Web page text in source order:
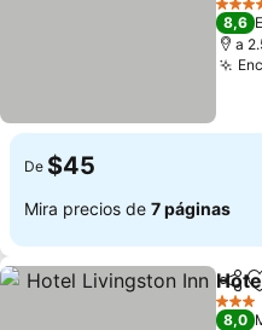
4
8,6
a
De $45
Mira precios de 7 páginas
3
8,0